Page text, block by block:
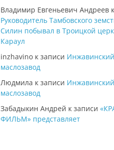
Владимир Евгеньевич Андреев
Руководитель Тамбовского
Силин побывал в Троицкой
Караул
inzhavino к записи Инжавинский
маслозавод
Людмила к записи Инжавинский
маслозавод
Забадыкин Андрей к записи
ФИЛЬМ» представляет